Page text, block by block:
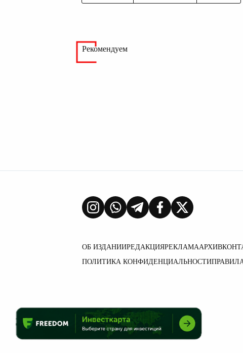
Рекомендуем
ОБ ИЗДАНИИРЕДАКЦИЯРЕКЛАМААРХИВ
ПОЛИТИКА КОНФИДЕНЦИАЛЬНОСТИ